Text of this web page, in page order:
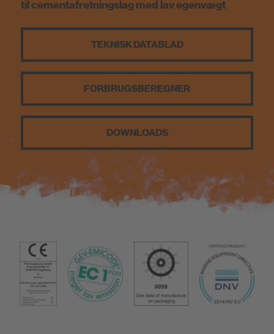
til cementafretningslag med lav egenvægt
TEKNISK DATABLAD
FORBRUGSBEREGNER
DOWNLOADS